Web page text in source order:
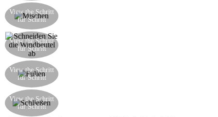
View the Schritt
für Schritt
View the Schritt
für Schritt
View the Schritt
für Schritt
View the Schritt
für Schritt